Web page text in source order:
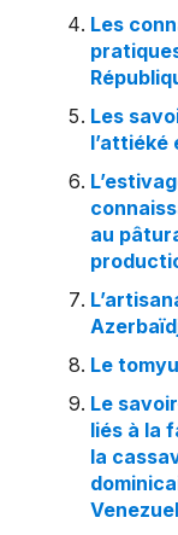
Les
Les
l’attiéké
au
Le
Le
liés à la
la